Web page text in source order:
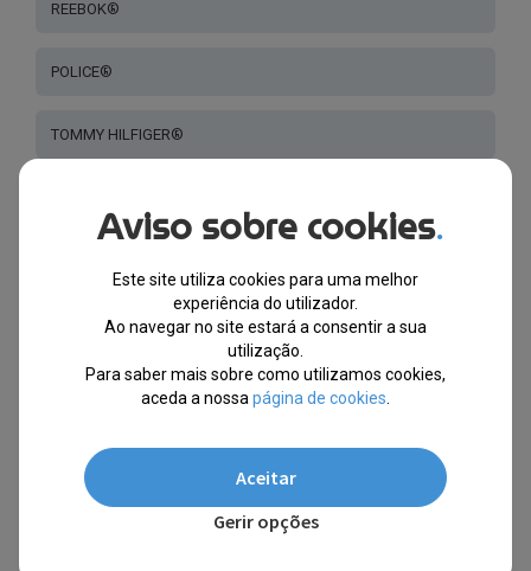
REEBOK®
POLICE®
TOMMY HILFIGER®
ZAC POSEN®
LONGCHAMP®
MILA.ZB®
Aviso sobre cookies.
Este site utiliza cookies para uma melhor
experiência do utilizador.
Ao navegar no site estará a consentir a sua
utilização.
Para saber mais sobre como utilizamos cookies,
aceda a nossa página de cookies
Aceitar
Gerir opções